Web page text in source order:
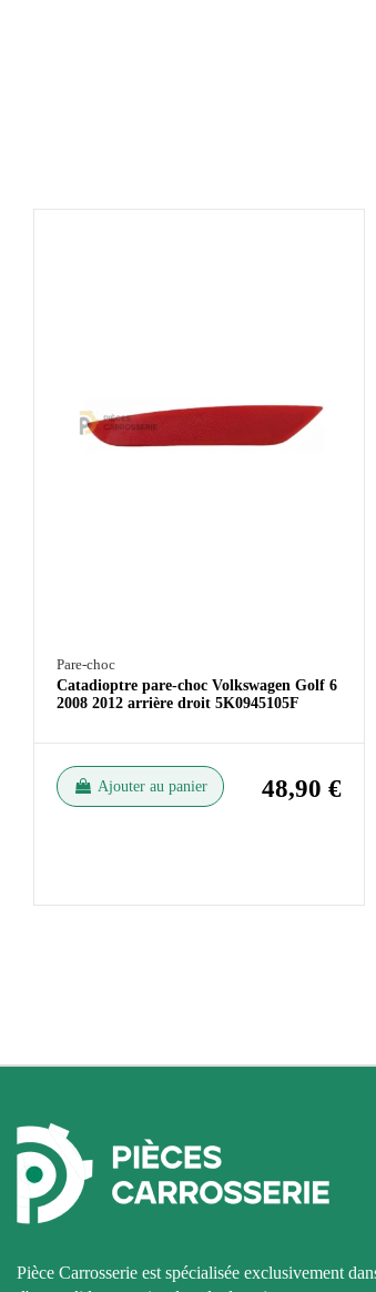
Pare-choc
Catadioptre pare-choc Volkswagen Golf 6
2008 2012 arrière droit 5K0945105F
Ajouter au panier 48,90 €
Pièce Carrosserie est spécialisée exclusivement